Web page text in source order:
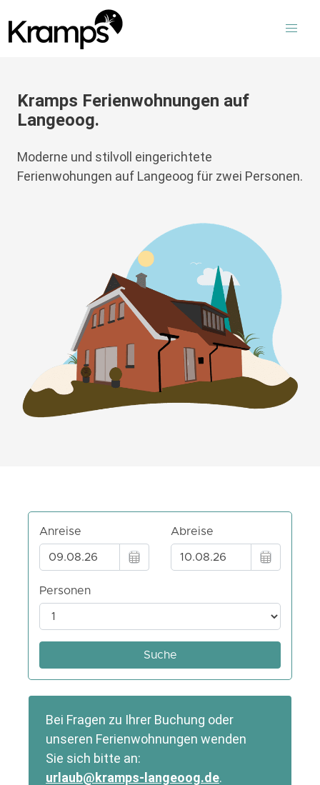
Kramps Ferienwohnungen auf
Langeoog.
Moderne und stilvoll eingerichtete
Ferienwohungen auf Langeoog für zwei Personen.
Bei Fragen zu Ihrer Buchung oder
unseren Ferienwohnungen wenden
Sie sich bitte an:
urlaub@kramps-langeoog.de.